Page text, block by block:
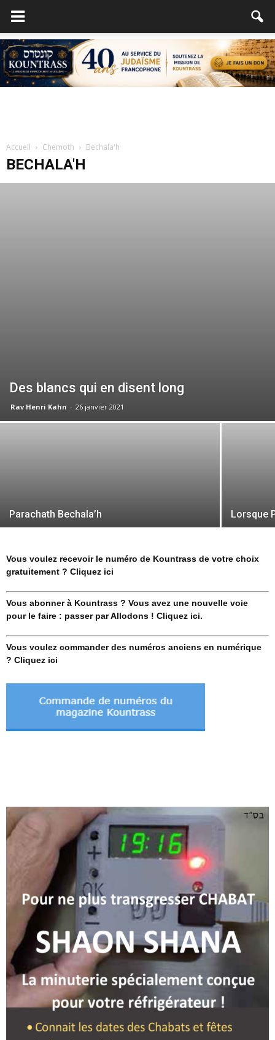
Accueil Chemoth Bechala'h
BECHALA'H
Des blancs qui en disent long
Rav Henri Kahn - 26 janvier 2021
Parachath Bechala’h Lorsque
Vous voulez recevoir le numéro de Kountrass de votre choix
gratuitement ? Cliquez ici
Vous abonner à Kountrass ? Vous avez une nouvelle voie
pour le faire : passer par Allodons ! Cliquez ici.
Vous voulez commander des numéros anciens en numérique
? Cliquez ici